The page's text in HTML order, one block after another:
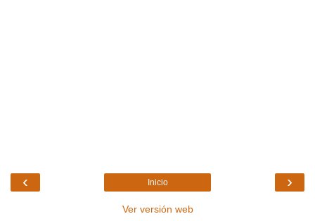
‹ ›
Inicio
Ver versión web